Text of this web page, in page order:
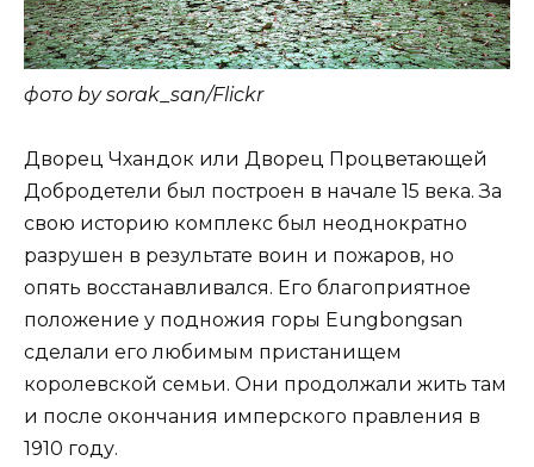
фото by sorak_san/Flickr
Дворец Чхандок или Дворец Процветающей
Добродетели был построен в начале 15 века. За
свою историю комплекс был неоднократно
разрушен в результате воин и пожаров, но
опять восстанавливался. Его благоприятное
положение у подножия горы Eungbongsan
сделали его любимым пристанищем
королевской семьи. Они продолжали жить там
и после окончания имперского правления в
1910 году.